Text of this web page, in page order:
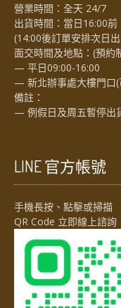
營業時間：全天 24/7
出貨時間：當日16:00前
(14:00後訂單安排次日
面交時間及地點：(預約
— 平日09:00-16:00
— 新北辦事處大樓門口(
備註：
— 例假日及周五暫停出
LINE 官方帳號
手機長按、點擊或掃描
QR Code 立即線上諮詢